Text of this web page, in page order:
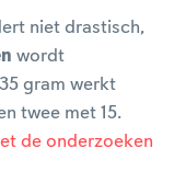
niet drastisch,
wordt
gram werkt
twee met 15.
de onderzoeken